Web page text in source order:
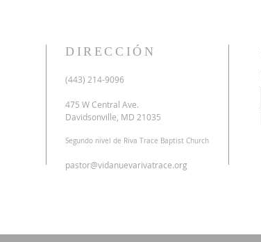
DIRECCIÓN
(443) 214-9096
475 W Central Ave.
Davidsonville, MD 21035
Segundo nivel de Riva Trace Baptist Church
pastor@vidanuevarivatrace.org